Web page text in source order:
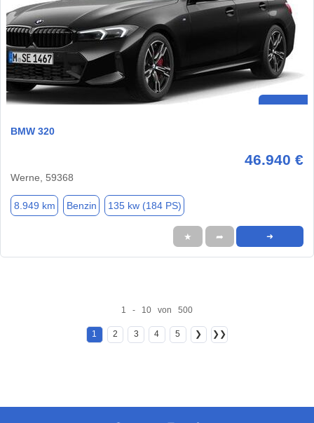
BMW 320
46.940 €
Werne, 59368
8.949 km Benzin 135 kw (184 PS)
★ ➦ ➜
1 - 10 von 500
1 2 3 4 5 ❯ ❯❯